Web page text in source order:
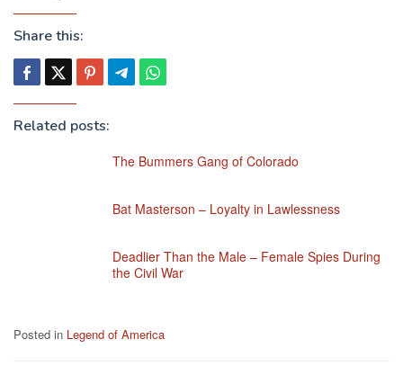
Share this:
Related posts:
The Bummers Gang of Colorado
Bat Masterson – Loyalty in Lawlessness
Deadlier Than the Male – Female Spies During
the Civil War
Posted in Legend of America